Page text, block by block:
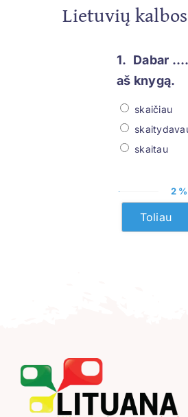
Lietuvių
1. Dabar ….
aš knygą.
skaičiau
skaitau
2 %
Toliau